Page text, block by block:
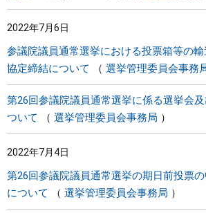
2022年7月6日
参議院議員通常選挙における投票箱等の
協定締結について
選挙管理委員会事務
第26回参議院議員通常選挙に係る選挙会
ついて
選挙管理委員会事務局
2022年7月4日
第26回参議院議員通常選挙の期日前投票の
について
選挙管理委員会事務局